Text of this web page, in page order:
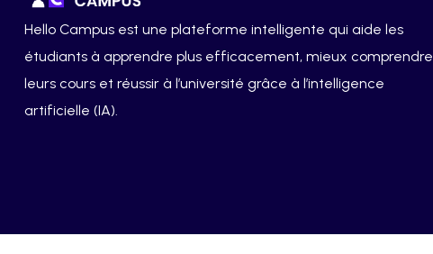
Hello Campus est une plateforme intelligente qui aide les
étudiants à apprendre plus efficacement, mieux comprendre
leurs cours et réussir à l’université grâce à l’intelligence
artificielle (IA).